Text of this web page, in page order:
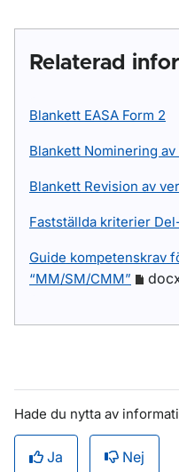
Relaterad
Blankett EASA Form 2
Blankett Nominering
Blankett Revision av
Fastställda kriterier
Guide kompetenskrav
“MM/SM/CMM”
Hade du nytta av
Ja Nej